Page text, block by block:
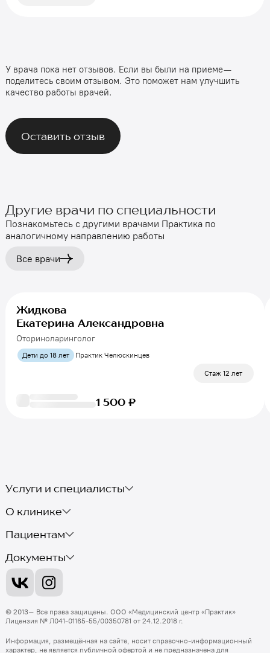
У врача пока нет отзывов. Если вы были на приеме —
поделитесь своим отзывом. Это поможет нам улучшить
качество работы врачей.
Оставить отзыв
Другие врачи по специальности
Познакомьтесь с другими врачами Практика по
аналогичному направлению работы
Все врачи
Стаж 12 лет
Жидкова
Екатерина Александровна
Оториноларинголог
Дети до 18 лет Практик Челюскинцев
1 500 ₽
Услуги и специалисты
О клинике
Пациентам
Документы
© 2013– Все права защищены. ООО «Медицинский центр «Практик»
Лицензия № Л041-01165-55/00350781 от 24.12.2018 г.
Информация, размещённая на сайте, носит справочно-информационный
характер, не является публичной офертой и не предназначена для